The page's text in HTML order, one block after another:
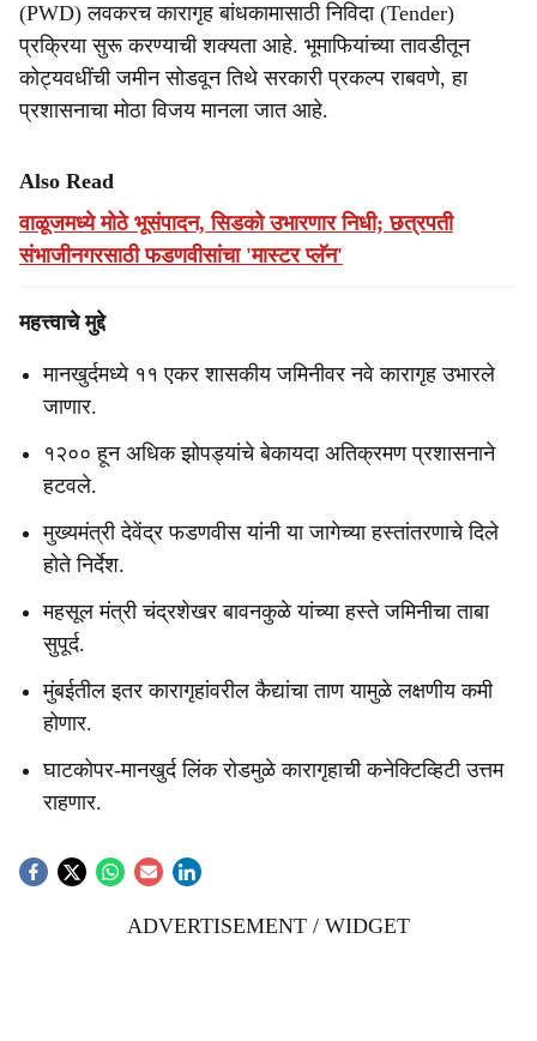
(PWD) लवकरच कारागृह बांधकामासाठी निविदा (Tender)
प्रक्रिया सुरू करण्याची शक्यता आहे. भूमाफियांच्या तावडीतून
कोट्यवधींची जमीन सोडवून तिथे सरकारी प्रकल्प राबवणे, हा
प्रशासनाचा मोठा विजय मानला जात आहे.
Also Read
वाळूजमध्ये मोठे भूसंपादन, सिडको उभारणार निधी; छत्रपती
संभाजीनगरसाठी फडणवीसांचा 'मास्टर प्लॅन'
महत्त्वाचे मुद्दे
मानखुर्दमध्ये ११ एकर शासकीय जमिनीवर नवे कारागृह उभारले
जाणार.
१२०० हून अधिक झोपड्यांचे बेकायदा अतिक्रमण प्रशासनाने
हटवले.
मुख्यमंत्री देवेंद्र फडणवीस यांनी या जागेच्या हस्तांतरणाचे दिले
होते निर्देश.
महसूल मंत्री चंद्रशेखर बावनकुळे यांच्या हस्ते जमिनीचा ताबा
सुपूर्द.
मुंबईतील इतर कारागृहांवरील कैद्यांचा ताण यामुळे लक्षणीय कमी
होणार.
घाटकोपर-मानखुर्द लिंक रोडमुळे कारागृहाची कनेक्टिव्हिटी उत्तम
राहणार.
ADVERTISEMENT / WIDGET